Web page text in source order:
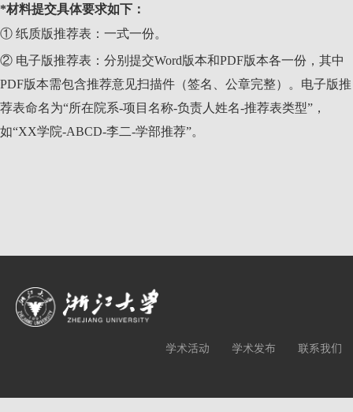
*材料提交具体要求如下：
① 纸质版推荐表：一式一份。
② 电子版推荐表：分别提交Word版本和PDF版本各一份，其中
PDF版本需包含推荐意见扫描件（签名、公章完整）。电子版推
荐表命名为“所在院系-项目名称-负责人姓名-推荐表类型”，
如“XX学院-ABCD-李二-学部推荐”。
联系我们
学术发布
学术活动